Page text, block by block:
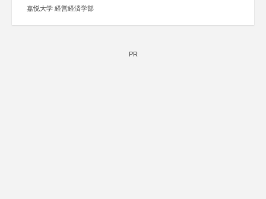
嘉悦大学 経営経済学部
PR